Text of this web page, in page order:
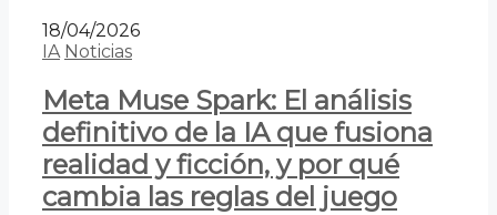
18/04/2026
IA Noticias
Meta Muse Spark: El análisis
definitivo de la IA que fusiona
realidad y ficción, y por qué
cambia las reglas del juego